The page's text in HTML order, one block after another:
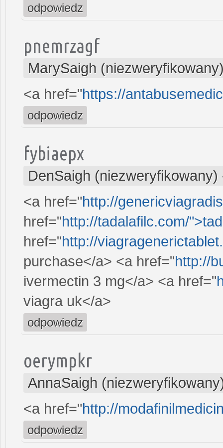
odpowiedz
pnemrzagf
MarySaigh
<a href="https://
odpowiedz
fybiaepx
DenSaigh (niezweryfikowany)
<a href="http://
href="http://tadalafilc.com/
href="http://
purchase</a> <a href="http://
ivermectin 3 mg</a> <a href="
viagra uk</a>
odpowiedz
oerympkr
AnnaSaigh
<a href="http://
odpowiedz